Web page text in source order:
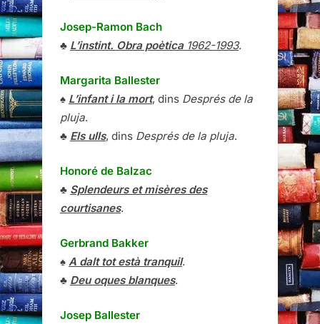
Josep-Ramon Bach
♣ L’instint. Obra poètica1962-1993.
Margarita Ballester
♠ L’infant i la mort, dins Després de la
pluja.
♣ Els ulls, dins Després de la pluja.
Honoré de Balzac
♣ Splendeurs et misères des
courtisanes.
Gerbrand Bakker
♠ A dalt tot està tranquil.
♣ Deu oques blanques.
Josep Ballester